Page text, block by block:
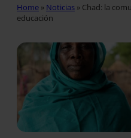
Home » Noticias » Chad: la
educación